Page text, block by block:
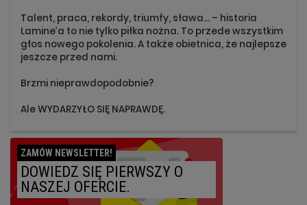
Talent, praca, rekordy, triumfy, sława… – historia
Lamine’a to nie tylko piłka nożna. To przede wszystkim
głos nowego pokolenia. A także obietnica, że najlepsze
jeszcze przed nami.
Brzmi nieprawdopodobnie?
Ale WYDARZYŁO SIĘ NAPRAWDĘ.
ZAMÓW NEWSLETTER!
DOWIEDZ SIĘ PIERWSZY O
NASZEJ OFERCIE.